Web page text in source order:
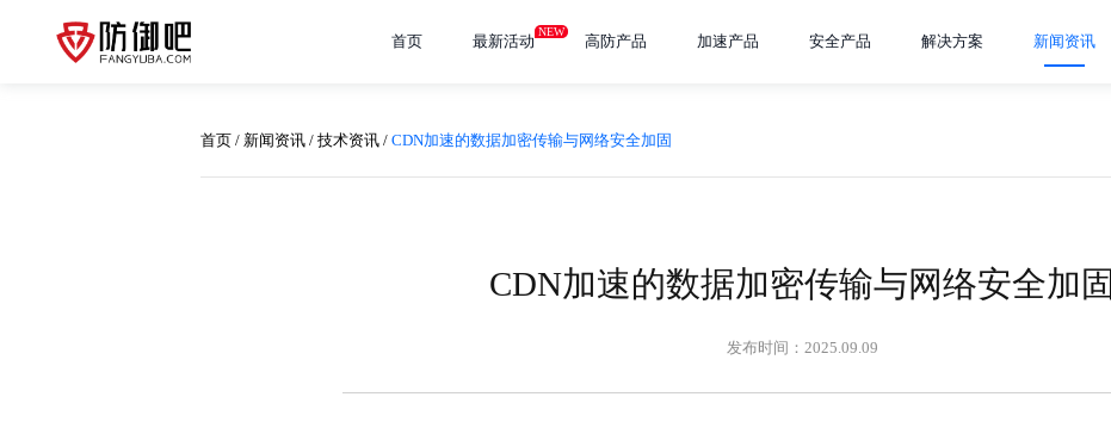
首页 最新活动
NEW
高防产品 加速产品 安全产品 解决方案 新闻资讯
首页 / 新闻资讯 / 技术资讯 / CDN加速的数据加密传输与网络安全加固
CDN加速的数据加密传输与网络安全加固
发布时间：2025.09.09